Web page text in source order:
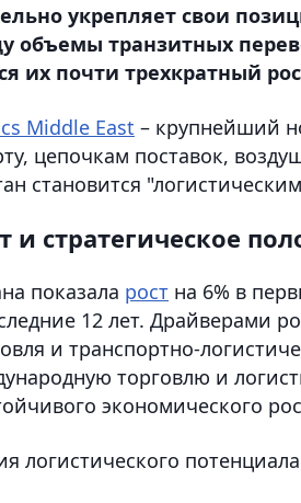
укрепляет свои
объемы транзитных
их почти трехкратный
Middle East – крупнейший
цепочкам поставок,
становится
и стратегическое
показала рост на 6% в
12 лет. Драйверами
и транспортно-
торговлю и
экономического
логистического